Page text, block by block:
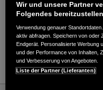
Verkauf /
037463/88682
E-Mail
Wir und unsere Partner
Folgendes
Verwendung genauer
aktiv abfragen. Speichern von oder
Endgerät. Personalisierte Werbung
und der Performance von Inhalten,
und Verbesserung von Angeboten.
Liste der Partner (Lieferanten)